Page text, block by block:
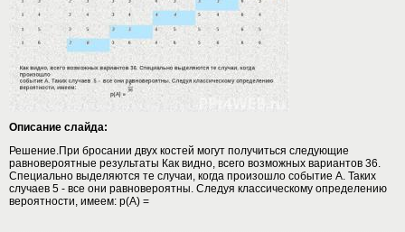
Описание слайда:
Решение.При бросании двух костей могут получиться следующие
равновероятные результаты Как видно, всего возможных вариантов 36.
Специально выделяются те случаи, когда произошло событие А. Таких
случаев 5 - все они равновероятны. Следуя классическому определению
вероятности, имеем: р(А) =